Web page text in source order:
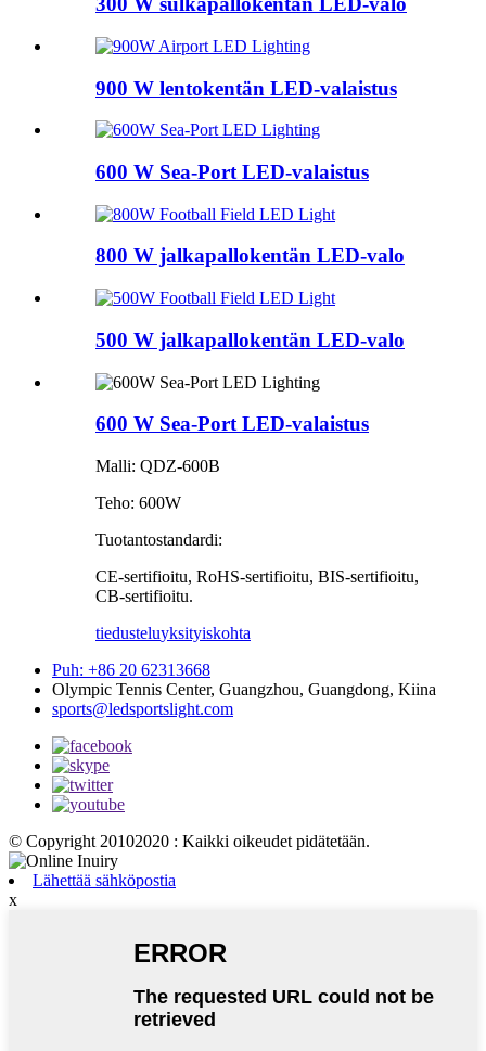
900 W lentokentän LED-valaistus
600 W Sea-Port LED-valaistus
800 W jalkapallokentän LED-valo
500 W jalkapallokentän LED-valo
600 W Sea-Port LED-valaistus
Malli: QDZ-600B
Teho: 600W
Tuotantostandardi:
CE-sertifioitu, RoHS-sertifioitu, BIS-sertifioitu,
CB-sertifioitu.
tiedusteluyksityiskohta
Puh: +86 20 62313668
Olympic Tennis Center, Guangzhou, Guangdong, Kiina
sports@ledsportslight.com
© Copyright 20102020 : Kaikki oikeudet pidätetään.
Lähettää sähköpostia
x